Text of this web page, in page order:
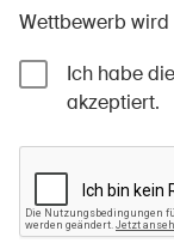
Wettbewerb wird
Ich habe
akzeptiert.